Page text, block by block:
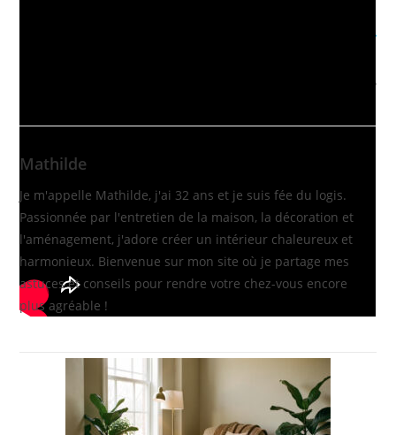
sur un mur ?
Mathilde
Je m'appelle Mathilde, j'ai 32 ans et je suis fée du logis.
Passionnée par l'entretien de la maison, la décoration et
l'aménagement, j'adore créer un intérieur chaleureux et
harmonieux. Bienvenue sur mon site où je partage mes
astuces et conseils pour rendre votre chez-vous encore
plus agréable !